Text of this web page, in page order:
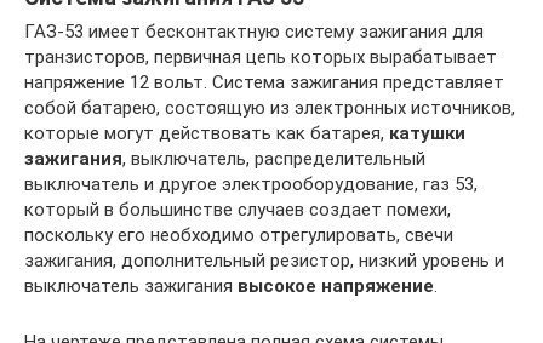
ГАЗ-53 имеет бесконтактную систему зажигания для
транзисторов, первичная цепь которых вырабатывает
напряжение 12 вольт. Система зажигания представляет
собой батарею, состоящую из электронных источников,
которые могут действовать как батарея, катушки
зажигания, выключатель, распределительный
выключатель и другое электрооборудование, газ 53,
который в большинстве случаев создает помехи,
поскольку его необходимо отрегулировать, свечи
зажигания, дополнительный резистор, низкий уровень и
выключатель зажигания высокое напряжение.